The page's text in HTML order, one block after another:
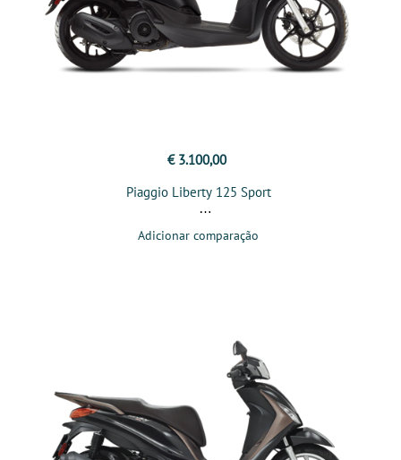
€ 3.100,00
Piaggio Liberty 125 Sport
Adicionar comparação